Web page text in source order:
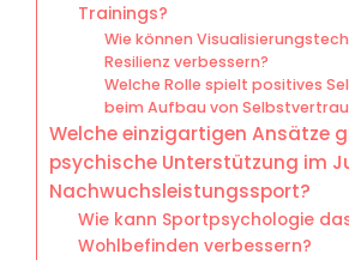
Trainings?
Wie können
Resilienz verbessern?
Welche Rolle spielt positives
beim Aufbau von
Welche einzigartigen Ansätze
psychische Unterstützung im
Nachwuchsleistungssport?
Wie kann Sportpsychologie
Wohlbefinden verbessern?